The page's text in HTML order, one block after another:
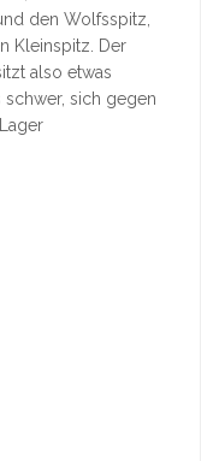
den Wolfsspitz,
Kleinspitz. Der
also etwas
schwer, sich gegen